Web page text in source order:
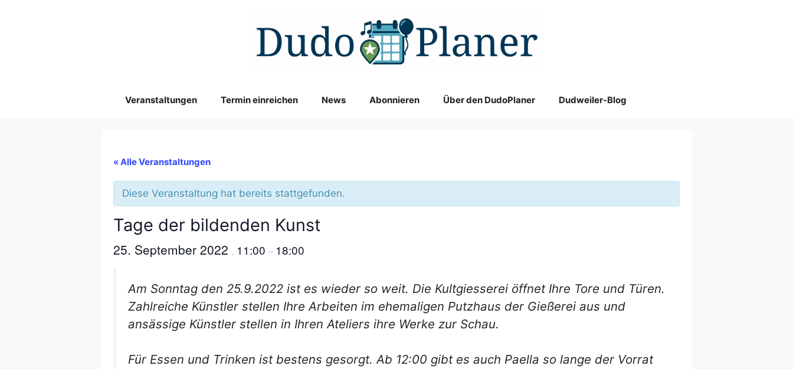
Veranstaltungen Termin einreichen News Abonnieren Über den DudoPlaner Dudweiler-Blog
« Alle Veranstaltungen
Diese Veranstaltung hat bereits stattgefunden.
Tage der bildenden Kunst
25. September 2022 , 11:00 – 18:00
Am Sonntag den 25.9.2022 ist es wieder so weit. Die Kultgiesserei öffnet Ihre Tore und Türen.
Zahlreiche Künstler stellen Ihre Arbeiten im ehemaligen Putzhaus der Gießerei aus und
ansässige Künstler stellen in Ihren Ateliers ihre Werke zur Schau.
Für Essen und Trinken ist bestens gesorgt. Ab 12:00 gibt es auch Paella so lange der Vorrat